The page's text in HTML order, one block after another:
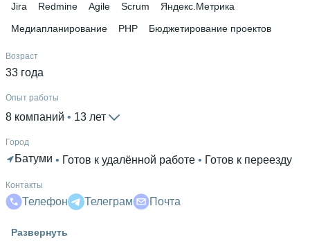
Jira
Redmine Agile Scrum
Яндекс.Метрика
Медиапланирование
PHP Бюджетирование проектов
Возраст
33 года
Опыт работы
8 компаний 13 лет
Город
Батуми • Готов к удалённой работе • Готов к переезду
Контакты
Телефон Телеграм Почта
Развернуть